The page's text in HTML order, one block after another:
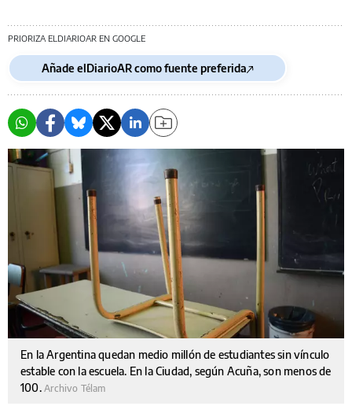
PRIORIZA ELDIARIOAR EN GOOGLE
Añade elDiarioAR como fuente preferida
En la Argentina quedan medio millón de estudiantes sin vínculo
estable con la escuela. En la Ciudad, según Acuña, son menos de
100. Archivo Télam